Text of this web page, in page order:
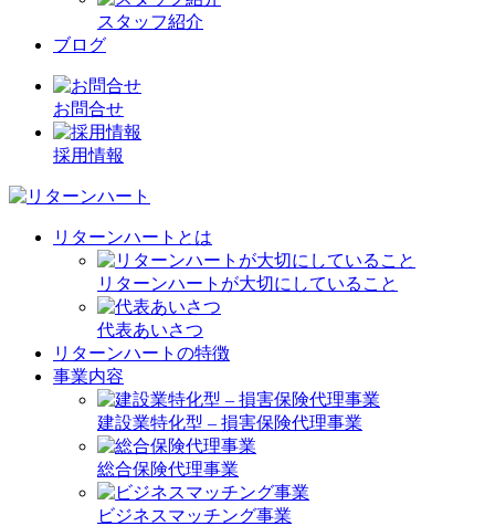
スタッフ紹介
ブログ
お問合せ
採用情報
リターンハートとは
リターンハートが大切にしていること
代表あいさつ
リターンハートの特徴
事業内容
建設業特化型 – 損害保険代理事業
総合保険代理事業
ビジネスマッチング事業